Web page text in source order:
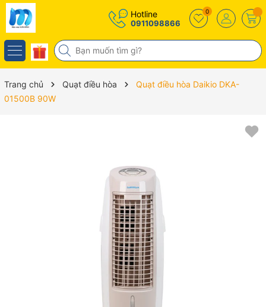
Hotline
0911098866
0
Trang chủ Quạt điều hòa
Quạt điều hòa Daikio DKA-
01500B 90W